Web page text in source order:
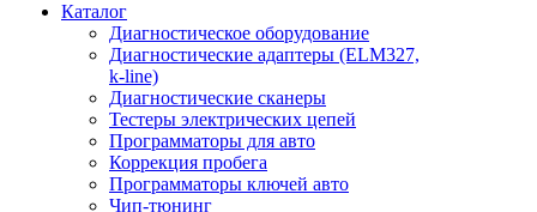
Каталог
Диагностическое оборудование
Диагностические адаптеры (ELM327,
k-line)
Диагностические сканеры
Тестеры электрических цепей
Программаторы для авто
Коррекция пробега
Программаторы ключей авто
Чип-тюнинг